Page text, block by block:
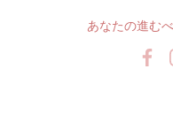
あなたの進む